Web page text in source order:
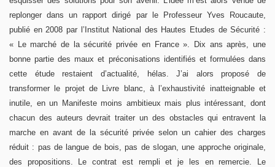
replonger dans un rapport dirigé par le Professeur Yves Roucaute,
publié en 2008 par l’Institut National des Hautes Etudes de Sécurité :
« Le marché de la sécurité privée en France ». Dix ans après, une
bonne partie des maux et préconisations identifiés et formulées dans
cette étude restaient d’actualité, hélas. J’ai alors proposé de
transformer le projet de Livre blanc, à l’exhaustivité inatteignable et
inutile, en un Manifeste moins ambitieux mais plus intéressant, dont
chacun des auteurs devrait traiter un des obstacles qui entravent la
marche en avant de la sécurité privée selon un cahier des charges
réduit : pas de langue de bois, pas de slogan, une approche originale,
des propositions. Le contrat est rempli et je les en remercie. Le